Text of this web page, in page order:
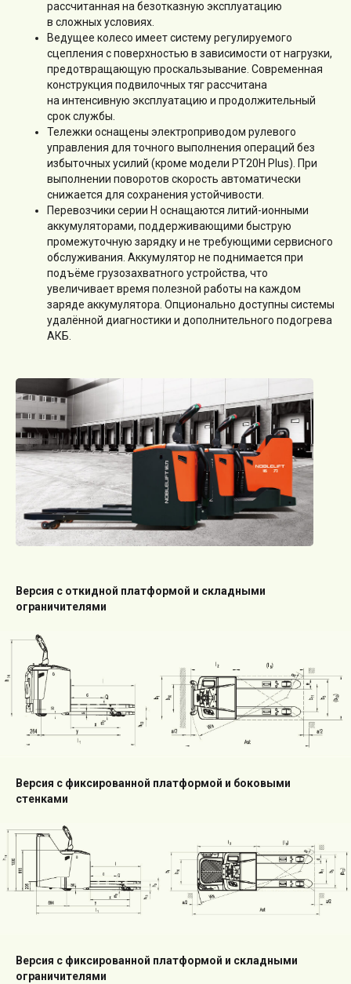
рассчитанная на безотказную эксплуатацию
в сложных условиях.
Ведущее колесо имеет систему регулируемого
сцепления с поверхностью в зависимости от нагрузки,
предотвращающую проскальзывание. Современная
конструкция подвилочных тяг рассчитана
на интенсивную эксплуатацию и продолжительный
срок службы.
Тележки оснащены электроприводом рулевого
управления для точного выполнения операций без
избыточных усилий (кроме модели PT20H Plus). При
выполнении поворотов скорость автоматически
снижается для сохранения устойчивости.
Перевозчики серии H оснащаются литий-ионными
аккумуляторами, поддерживающими быструю
промежуточную зарядку и не требующими сервисного
обслуживания. Аккумулятор не поднимается при
подъёме грузозахватного устройства, что
увеличивает время полезной работы на каждом
заряде аккумулятора. Опционально доступны системы
удалённой диагностики и дополнительного подогрева
АКБ.
Версия с откидной платформой и складными
ограничителями
Версия с фиксированной платформой и боковыми
стенками
Версия с фиксированной платформой и складными
ограничителями